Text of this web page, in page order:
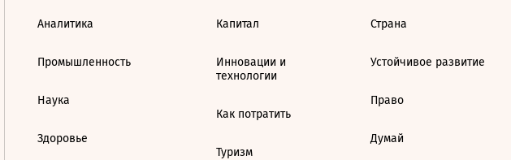
Аналитика
Промышленность
Наука
Здоровье
Капитал
Инновации и
технологии
Как потратить
Туризм
Страна
Устойчивое развитие
Право
Думай